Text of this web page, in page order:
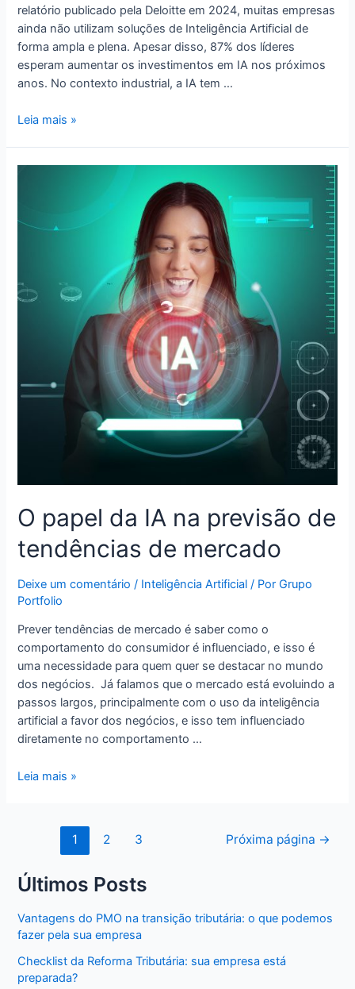
relatório publicado pela Deloitte em 2024, muitas empresas
ainda não utilizam soluções de Inteligência Artificial de
forma ampla e plena. Apesar disso, 87% dos líderes
esperam aumentar os investimentos em IA nos próximos
anos. No contexto industrial, a IA tem …
Leia mais »
O papel da IA na previsão de
tendências de mercado
Deixe um comentário / Inteligência Artificial / PorGrupo
Portfolio
Prever tendências de mercado é saber como o
comportamento do consumidor é influenciado, e isso é
uma necessidade para quem quer se destacar no mundo
dos negócios. Já falamos que o mercado está evoluindo a
passos largos, principalmente com o uso da inteligência
artificial a favor dos negócios, e isso tem influenciado
diretamente no comportamento …
Leia mais »
1 2 3 Próxima página →
Últimos Posts
Vantagens do PMO na transição tributária: o que podemos
fazer pela sua empresa
Checklist da Reforma Tributária: sua empresa está
preparada?